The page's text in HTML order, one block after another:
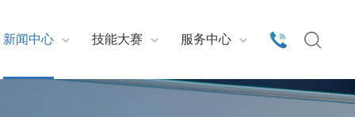
新闻中心 技能大赛 服务中心